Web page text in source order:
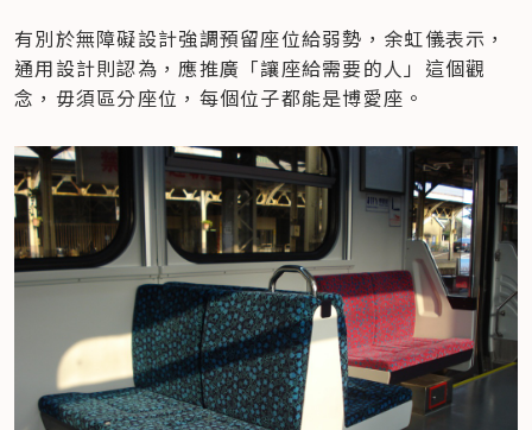
有別於無障礙設計強調預留座位給弱勢，余虹儀表示，
通用設計則認為，應推廣「讓座給需要的人」這個觀
念，毋須區分座位，每個位子都能是博愛座。